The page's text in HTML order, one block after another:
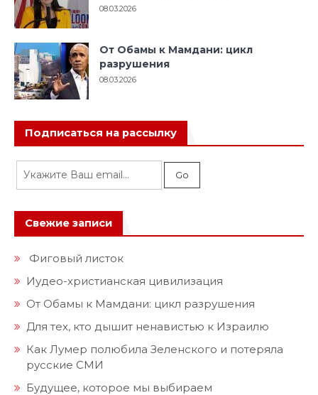
08.03.2026
От Обамы к Мамдани: цикл
разрушения
08.03.2026
Подписаться на рассылку
Свежие записи
Фиговый листок
Иудео-христианская цивилизация
От Обамы к Мамдани: цикл разрушения
Для тех, кто дышит ненавистью к Израилю
Как Лумер полюбила Зеленского и потеряла
русские СМИ
Будущее, которое мы выбираем